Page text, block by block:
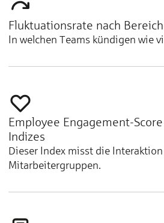
Fluktuationsrate nach
In welchen Teams kündigen wie
Employee Engagement-
Indizes
Dieser Index misst die
Mitarbeitergruppen.